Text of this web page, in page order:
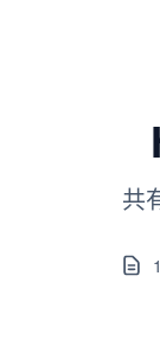
共
1